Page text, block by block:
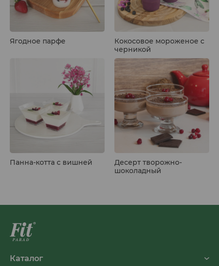
Ягодное парфе
Кокосовое мороженое с
черникой
Панна-котта с вишней
Десерт творожно-
шоколадный
Каталог